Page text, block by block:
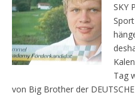
SKY
Tag
von Big Brother der